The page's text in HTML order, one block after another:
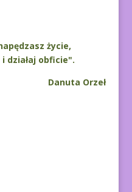
życie,
działaj obficie".
Danuta Orzeł